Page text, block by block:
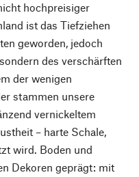
hochpreisiger
ist das Tiefziehen
geworden, jedoch
des verschärften
der wenigen
stammen unsere
vernickeltem
– harte Schale,
wird. Boden und
Dekoren geprägt: mit